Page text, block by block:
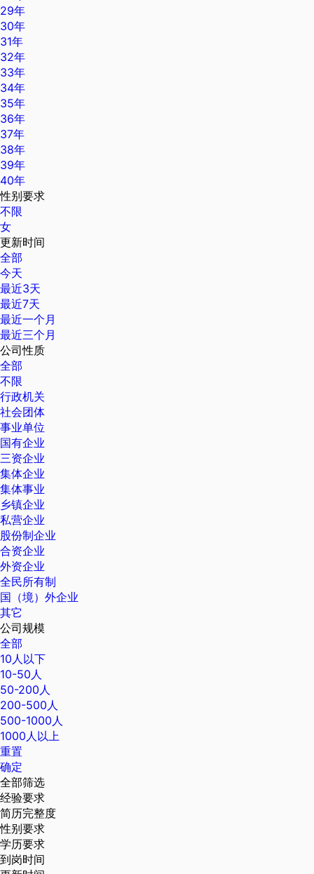
29年
30年
31年
32年
33年
34年
35年
36年
37年
38年
39年
40年
性别要求
不限
女
更新时间
全部
今天
最近3天
最近7天
最近一个月
最近三个月
公司性质
全部
不限
行政机关
社会团体
事业单位
国有企业
三资企业
集体企业
集体事业
乡镇企业
私营企业
股份制企业
合资企业
外资企业
全民所有制
国（境）外企业
其它
公司规模
全部
10人以下
10-50人
50-200人
200-500人
500-1000人
1000人以上
重置
确定
全部筛选
经验要求
简历完整度
性别要求
学历要求
到岗时间